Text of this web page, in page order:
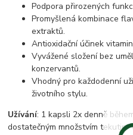
Podpora přirozených
Promyšlená kombinace
extraktů.
Antioxidační účinek
Vyvážené složení bez
konzervantů.
Vhodný pro každodenní
životního stylu.
Užívání: 1 kapsli 2x denně
dostatečným množstvím